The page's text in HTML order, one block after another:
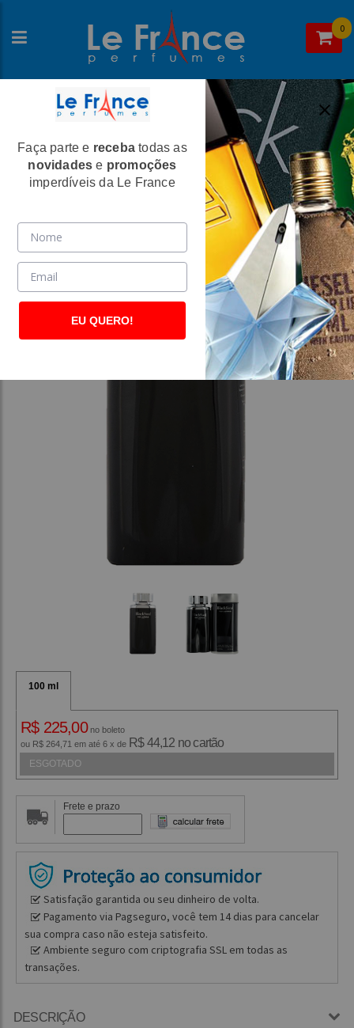
0
Home>Ted Lapidus >Perfumes Masculinos
Black Soul Masculino Eau de Toilette -
Ted Lapidus
(1574)
100 ml
R$ 225,00no boleto
ou R$ 264,71 em até 6 x de R$ 44,12 no cartão
ESGOTADO
Frete e prazo
Satisfação garantida ou seu dinheiro de volta.
Pagamento via Pagseguro, você tem 14 dias para cancelar
sua compra caso não esteja satisfeito.
Ambiente seguro com criptografia SSL em todas as
transações.
DESCRIÇÃO
Faça parte e receba todas as
novidades e promoções
imperdíveis da Le France
EU QUERO!